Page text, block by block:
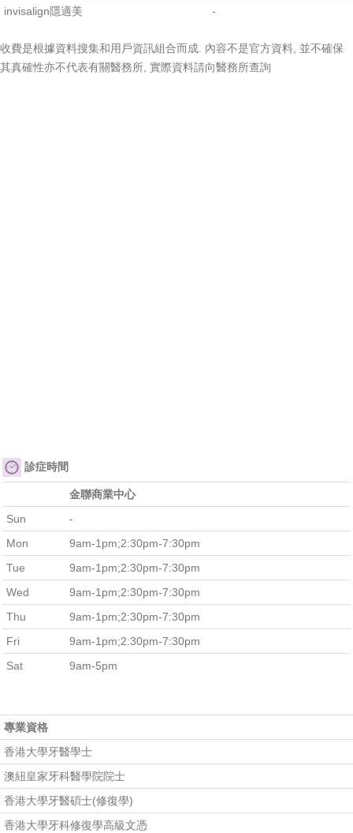
invisalign隱適美
-
收費是根據資料搜集和用戶資訊組合而成. 內容不是官方資料, 並不確保
其真確性亦不代表有關醫務所, 實際資料請向醫務所查詢
診症時間
金聯商業中心
Sun
-
Mon
9am-1pm;2:30pm-7:30pm
Tue
9am-1pm;2:30pm-7:30pm
Wed
9am-1pm;2:30pm-7:30pm
Thu
9am-1pm;2:30pm-7:30pm
Fri
9am-1pm;2:30pm-7:30pm
Sat
9am-5pm
專業資格
香港大學牙醫學士
澳紐皇家牙科醫學院院士
香港大學牙醫碩士(修復學)
香港大學牙科修復學高級文憑